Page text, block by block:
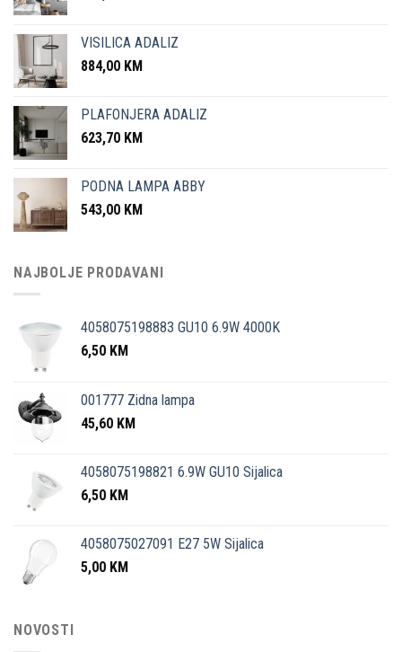
VISILICA ADALIZ
884,00 KM
PLAFONJERA ADALIZ
623,70 KM
PODNA LAMPA ABBY
543,00 KM
NAJBOLJE PRODAVANI
4058075198883 GU10 6.9W 4000K
6,50 KM
001777 Zidna lampa
45,60 KM
4058075198821 6.9W GU10 Sijalica
6,50 KM
4058075027091 E27 5W Sijalica
5,00 KM
NOVOSTI